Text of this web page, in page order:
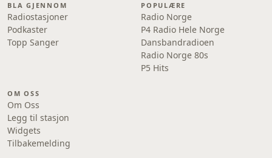
BLA GJENNOM
Radiostasjoner
Podkaster
Topp Sanger
POPULÆRE
Radio Norge
P4 Radio Hele Norge
Dansbandradioen
Radio Norge 80s
P5 Hits
OM OSS
Om Oss
Legg til stasjon
Widgets
Tilbakemelding